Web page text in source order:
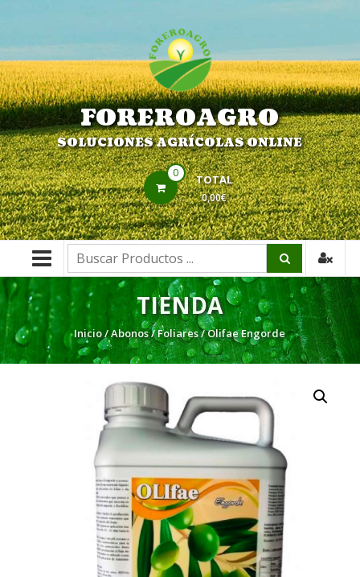
FOREROAGRO
SOLUCIONES AGRÍCOLAS ONLINE
0 TOTAL
0,00€
Buscar:
TIENDA
Inicio/Abonos/Foliares/ Olifae Engorde